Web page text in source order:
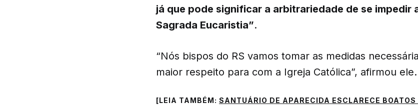
já que pode significar a arbitrariedade de se impedir
Sagrada Eucaristia”.
“Nós bispos do RS vamos tomar as medidas
maior respeito para com a Igreja Católica”, afirmou ele.
[LEIA TAMBÉM: SANTUÁRIO DE APARECIDA ESCLARECE BOATOS